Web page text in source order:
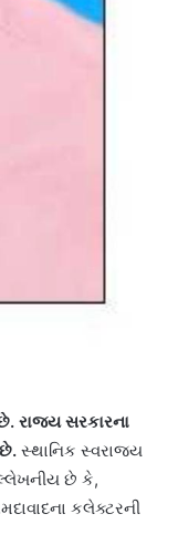
રાજ્ય સરકારના
સ્થાનિક સ્વરાજ્ય
છે કે,
કલેક્ટરની